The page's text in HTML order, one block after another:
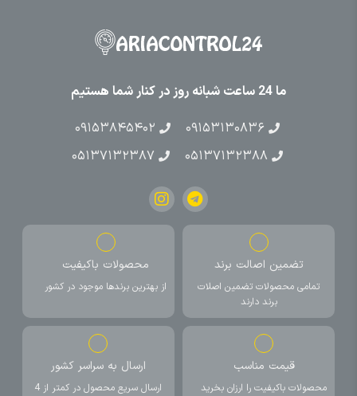
ما 24 ساعت شبانه روز در کنار شما هستیم
۰۹۱۵۳۱۳۰۸۳۶
۰۹۱۵۳۸۴۵۴۰۲
۰۵۱۳۷۱۳۲۳۸۸
۰۵۱۳۷۱۳۲۳۸۷
تضمین اصالت برند
تمامی محصولات تضمین اصلات
برند دارند
محصولات باکیفیت
از بهترین برندها موجود در کشور
قیمت مناسب
محصولات باکیفیت را ارزان بخرید
ارسال به سراسر کشور
ارسال سریع محصول در کمتر از 4